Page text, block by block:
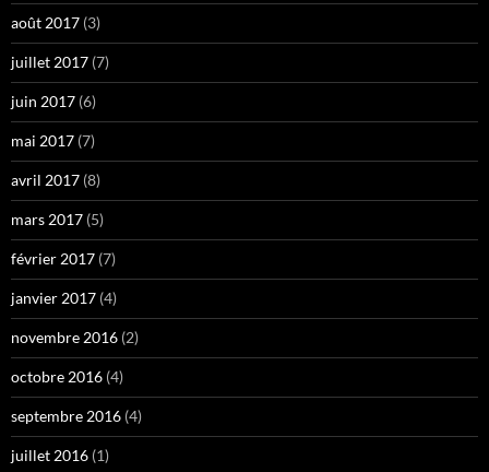
août 2017 (3)
juillet 2017 (7)
juin 2017 (6)
mai 2017 (7)
avril 2017 (8)
mars 2017 (5)
février 2017 (7)
janvier 2017 (4)
novembre 2016 (2)
octobre 2016 (4)
septembre 2016 (4)
juillet 2016 (1)